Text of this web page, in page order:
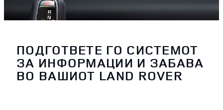
ПОДГОТВЕТЕ ГО СИСТЕМОТ
ЗА ИНФОРМАЦИИ И ЗАБАВА
ВО ВАШИОТ LAND ROVER